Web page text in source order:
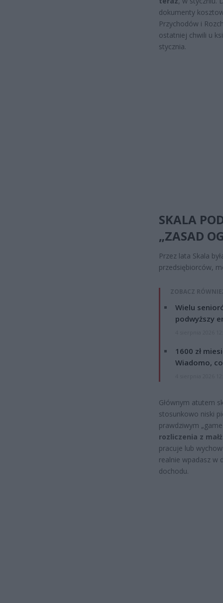
dokumenty
Przychodów i
ostatniej chwili u
stycznia.
SKALA
„ZASAD
Przez lata Skala
przedsiębiorców,
ZOBACZ
Wielu
podwyższy
1600 zł
Wiadomo,
Głównym atutem
stosunkowo niski
prawdziwym
rozliczenia z
pracuje lub
realnie wpadasz w
dochodu.